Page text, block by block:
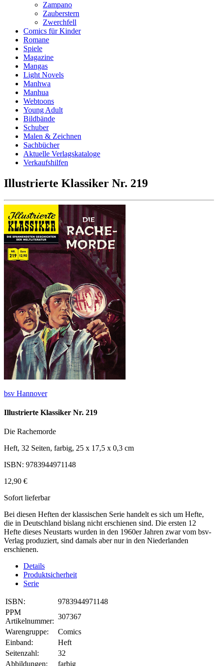
Zampano
Zauberstern
Zwerchfell
Comics für Kinder
Romane
Spiele
Magazine
Mangas
Light Novels
Manhwa
Manhua
Webtoons
Young Adult
Bildbände
Schuber
Malen & Zeichnen
Sachbücher
Aktuelle Verlagskataloge
Verkaufshilfen
Illustrierte Klassiker Nr. 219
bsv Hannover
Illustrierte Klassiker Nr. 219
Die Rachemorde
Heft, 32 Seiten, farbig, 25 x 17,5 x 0,3 cm
ISBN: 9783944971148
12,90 €
Sofort lieferbar
Bei diesen Heften der klassischen Serie handelt es sich um Hefte,
die in Deutschland bislang nicht erschienen sind. Die ersten 12
Hefte dieses Neustarts wurden in den 1960er Jahren zwar vom bsv-
Verlag produziert, sind damals aber nur in den Niederlanden
erschienen.
Details
Produktsicherheit
Serie
ISBN:
9783944971148
PPM
Artikelnummer:
307367
Warengruppe:
Comics
Einband:
Heft
Seitenzahl:
32
Abbildungen:
farbig